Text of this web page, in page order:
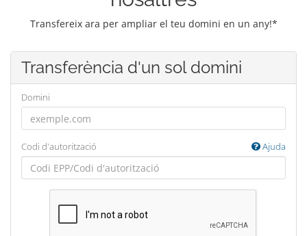
Transfereix ara per ampliar el teu domini en un any!*
Transferència d'un sol domini
Domini
Codi d'autorització Ajuda